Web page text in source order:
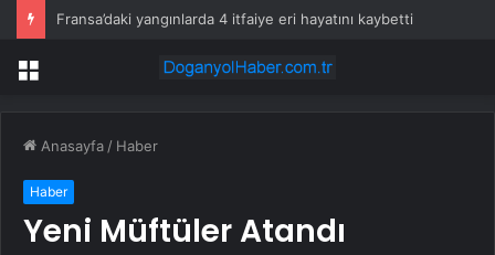
Fransa’daki yangınlarda 4 itfaiye eri hayatını kaybetti
Menü
Anasayfa / Haber
Haber
Yeni Müftüler Atandı